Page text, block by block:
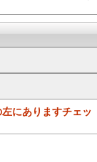
にありますチェッ